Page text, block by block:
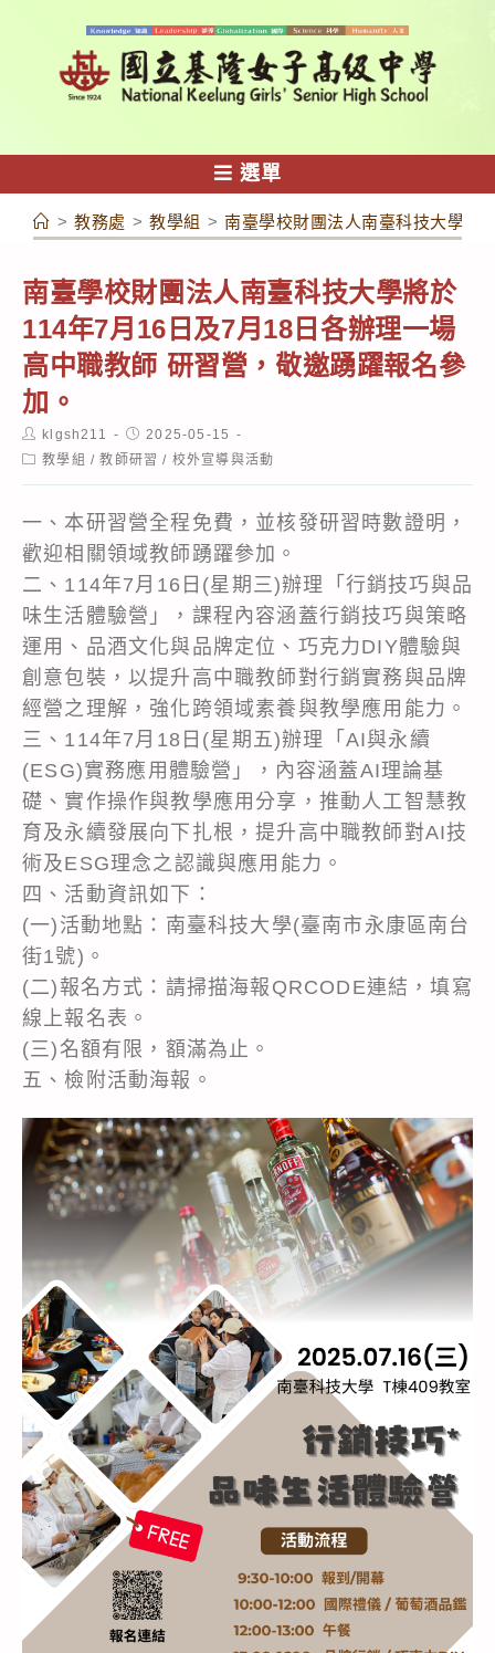
容
選單
> 教務處 > 教學組 > 南臺學校財團法人南臺科技大學將
南臺學校財團法人南臺科技大學將於
114年7月16日及7月18日各辦理一場
高中職教師 研習營，敬邀踴躍報名參
加。
Post
author:
klgsh211
Post
published:
2025-05-15
Post教學組 / 教師研習 / 校外宣導與活動
一、本研習營全程免費，並核發研習時數證明，
歡迎相關領域教師踴躍參加。
二、114年7月16日(星期三)辦理「行銷技巧與品
味生活體驗營」，課程內容涵蓋行銷技巧與策略
運用、品酒文化與品牌定位、巧克力DIY體驗與
創意包裝，以提升高中職教師對行銷實務與品牌
經營之理解，強化跨領域素養與教學應用能力。
三、114年7月18日(星期五)辦理「AI與永續
(ESG)實務應用體驗營」，內容涵蓋AI理論基
礎、實作操作與教學應用分享，推動人工智慧教
育及永續發展向下扎根，提升高中職教師對AI技
術及ESG理念之認識與應用能力。
四、活動資訊如下：
(一)活動地點：南臺科技大學(臺南市永康區南台
街1號)。
(二)報名方式：請掃描海報QRCODE連結，填寫
線上報名表。
(三)名額有限，額滿為止。
五、檢附活動海報。